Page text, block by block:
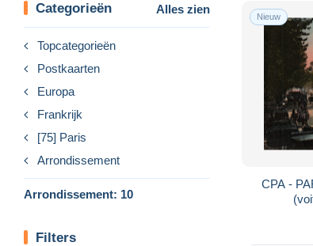
Categorieën Alles zien
Topcategorieën
Postkaarten
Europa
Frankrijk
[75] Paris
Arrondissement
Arrondissement: 10
Filters
Nieuw
CPA -